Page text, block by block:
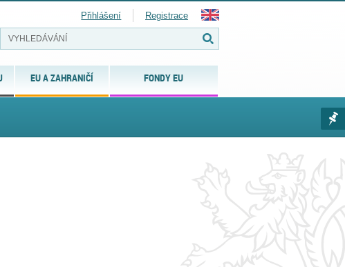
EU A ZAHRANIČÍ FONDY EU
Přihlášení Registrace